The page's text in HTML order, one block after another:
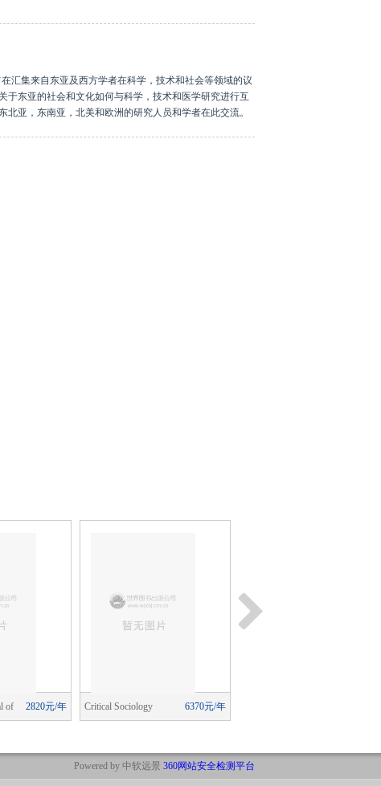
汇集来自东亚及西方学者在科学，技术和社会等领域的议
于东亚的社会和文化如何与科学，技术和医学研究进行互
亚，东南亚，北美和欧洲的研究人员和学者在此交流。
2820元/年
of 6370元/年
Critical Sociology
Powered by 中软远景 360网站安全检测平台